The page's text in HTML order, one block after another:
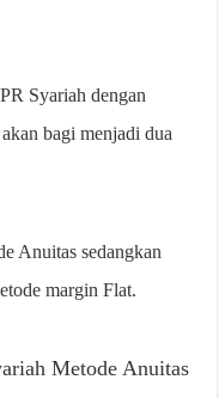
Syariah dengan
bagi menjadi dua
Anuitas sedangkan
margin Flat.
Metode Anuitas